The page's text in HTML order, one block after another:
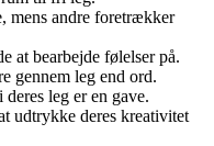
mens andre foretrækker
at bearbejde følelser på.
gennem leg end ord.
leg er en gave.
udtrykke deres kreativitet